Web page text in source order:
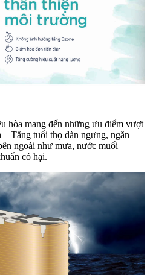
hòa mang đến những ưu điểm vượt
Tăng tuổi thọ dàn ngưng, ngăn
ngoài như mưa, nước muối –
có hại.